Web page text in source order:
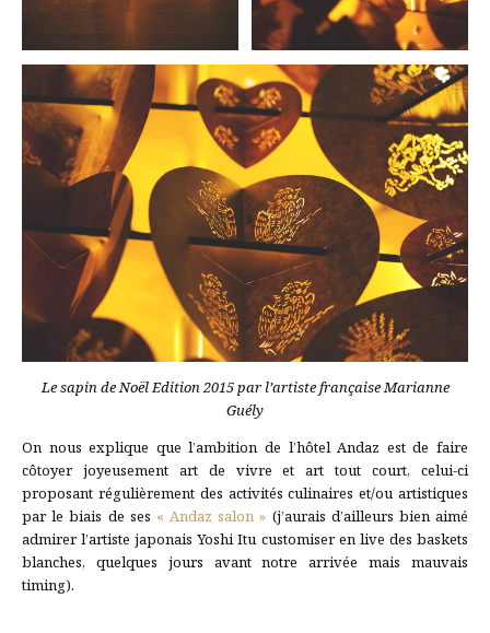
Le sapin de Noël Edition 2015 par l’artiste française Marianne
Guély
On nous explique que l’ambition de l’hôtel Andaz est de faire
côtoyer joyeusement art de vivre et art tout court, celui-ci
proposant régulièrement des activités culinaires et/ou artistiques
par le biais de ses « Andaz salon » (j’aurais d’ailleurs bien aimé
admirer l’artiste japonais Yoshi Itu customiser en live des baskets
blanches, quelques jours avant notre arrivée mais mauvais
timing).